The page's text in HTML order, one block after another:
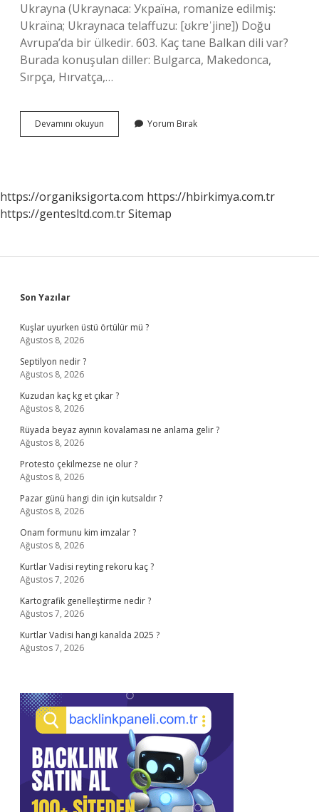
Ukrayna (Ukraynaca: Україна, romanize edilmiş:
Ukraïna; Ukraynaca telaffuzu: [ʊkrɐˈjinɐ]) Doğu
Avrupa’da bir ülkedir. 603. Kaç tane Balkan dili var?
Burada konuşulan diller: Bulgarca, Makedonca,
Sırpça, Hırvatça,…
Devamını okuyun
Balkan
Yorum Bırak
https://organiksigorta.com https://hbirkimya.com.tr
https://gentesltd.com.trSitemap
Sidebar
Son Yazılar
Kuşlar uyurken üstü örtülür mü ?
Ağustos 8, 2026
Septilyon nedir ?
Ağustos 8, 2026
Kuzudan kaç kg et çıkar ?
Ağustos 8, 2026
Rüyada beyaz ayının kovalaması ne anlama gelir ?
Ağustos 8, 2026
Protesto çekilmezse ne olur ?
Ağustos 8, 2026
Pazar günü hangi din için kutsaldır ?
Ağustos 8, 2026
Onam formunu kim imzalar ?
Ağustos 8, 2026
Kurtlar Vadisi reyting rekoru kaç ?
Ağustos 7, 2026
Kartografik genelleştirme nedir ?
Ağustos 7, 2026
Kurtlar Vadisi hangi kanalda 2025 ?
Ağustos 7, 2026